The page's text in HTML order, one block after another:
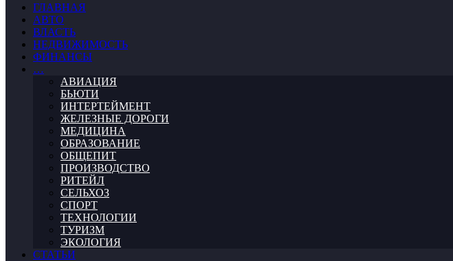
ГЛАВНАЯ
АВТО
ВЛАСТЬ
НЕДВИЖИМОСТЬ
ФИНАНСЫ
…
АВИАЦИЯ
БЬЮТИ
ИНТЕРТЕЙМЕНТ
ЖЕЛЕЗНЫЕ ДОРОГИ
МЕДИЦИНА
ОБРАЗОВАНИЕ
ОБЩЕПИТ
ПРОИЗВОДСТВО
РИТЕЙЛ
СЕЛЬХОЗ
СПОРТ
ТЕХНОЛОГИИ
ТУРИЗМ
ЭКОЛОГИЯ
СТАТЬИ